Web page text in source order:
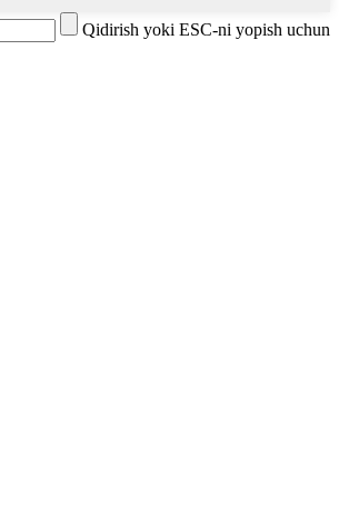
Qidirish yoki ESC-ni yopish uchun